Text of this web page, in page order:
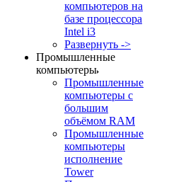
компьютеров на
базе процессора
Intel i3
Развернуть ->
Промышленные
компьютеры
Промышленные
компьютеры с
большим
объёмом RAM
Промышленные
компьютеры
исполнение
Tower